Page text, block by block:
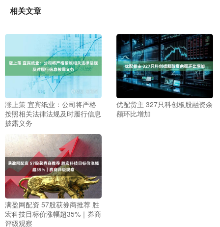
相关文章
涨上策 宜宾纸业：公司将严格
按照相关法律法规及时履行信息
披露义务
优配货主 327只科创板股融资余
额环比增加
满盈网配资 57股获券商推荐 胜
宏科技目标价涨幅超35%｜券商
评级观察